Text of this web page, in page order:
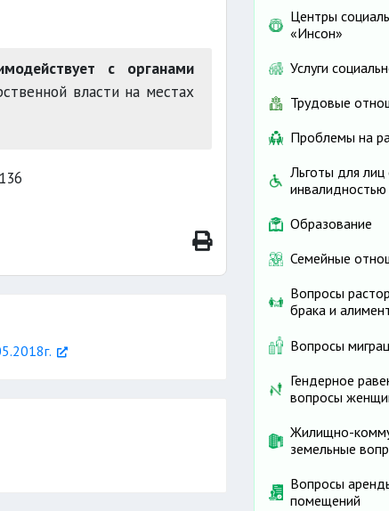
с органами
власти на местах
Центры
«Инсон»
Услуги
Трудовые
Проблемы на
Льготы для лиц
инвалидностью
Образование
Семейные
Вопросы
брака и
Вопросы
Гендерное
вопросы
Жилищно-
земельные
Вопросы
помещений